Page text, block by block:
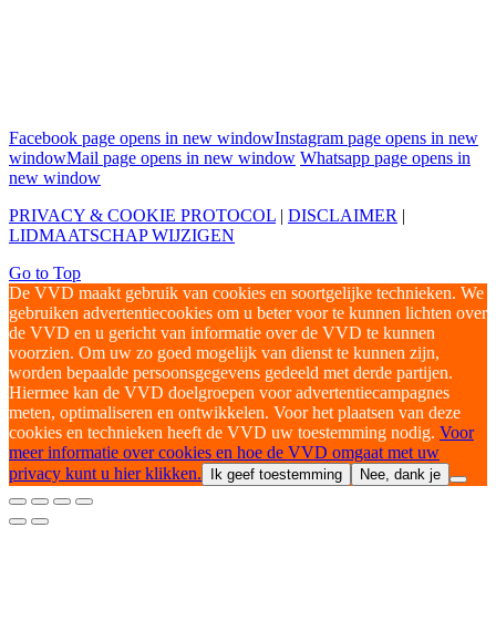
Facebook page opens in new windowInstagram page opens in new
windowMail page opens in new window Whatsapp page opens in
new window
PRIVACY & COOKIE PROTOCOL | DISCLAIMER |
LIDMAATSCHAP WIJZIGEN
Go to Top
De VVD maakt gebruik van cookies en soortgelijke technieken. We
gebruiken advertentiecookies om u beter voor te kunnen lichten over
de VVD en u gericht van informatie over de VVD te kunnen
voorzien. Om uw zo goed mogelijk van dienst te kunnen zijn,
worden bepaalde persoonsgegevens gedeeld met derde partijen.
Hiermee kan de VVD doelgroepen voor advertentiecampagnes
meten, optimaliseren en ontwikkelen. Voor het plaatsen van deze
cookies en technieken heeft de VVD uw toestemming nodig. Voor
meer informatie over cookies en hoe de VVD omgaat met uw
privacy kunt u hier klikken.
Ik geef toestemming Nee, dank je